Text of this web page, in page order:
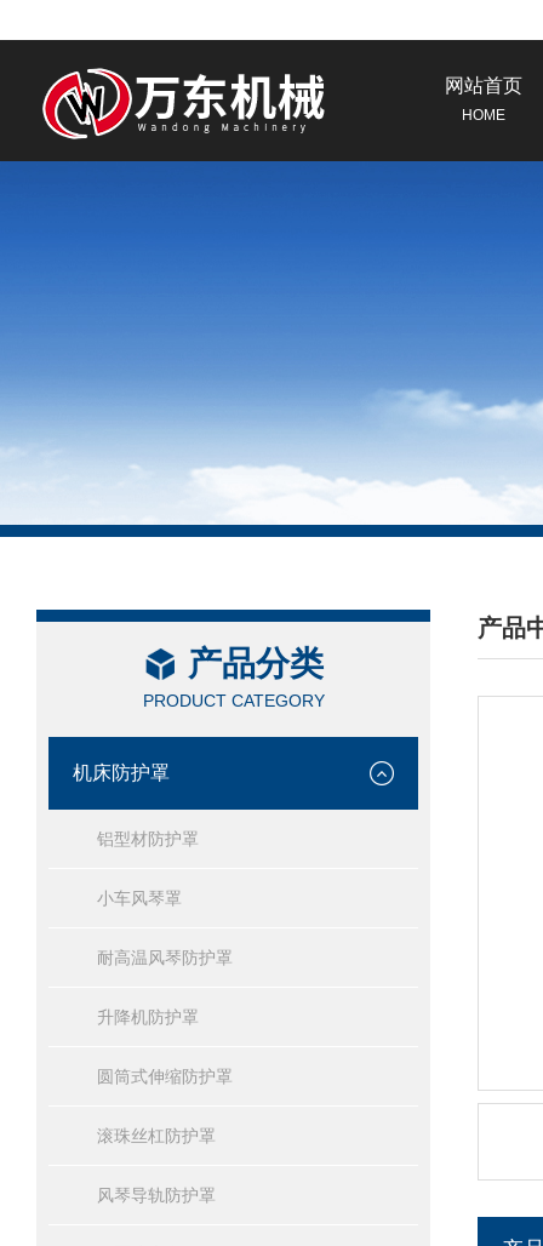
网站首页
HOME
产品分类
PRODUCT CATEGORY
机床防护罩
铝型材防护罩
小车风琴罩
耐高温风琴防护罩
升降机防护罩
圆筒式伸缩防护罩
滚珠丝杠防护罩
风琴导轨防护罩
产品
/